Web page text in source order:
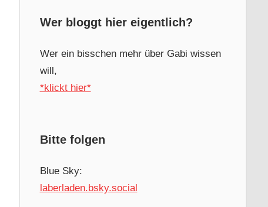
Wer bloggt hier eigentlich?
Wer ein bisschen mehr über Gabi wissen
will,
*klickt hier*
Bitte folgen
Blue Sky:
laberladen.bsky.social